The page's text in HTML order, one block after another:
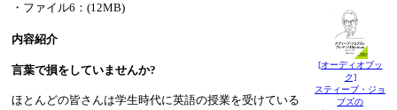
・ファイル6：(12MB)
内容紹介
言葉で損をしていませんか?
ほとんどの皆さんは学生時代に英語の授業を受けている
[オーディオブッ
ク]
スティーブ・ジョ
ブズの